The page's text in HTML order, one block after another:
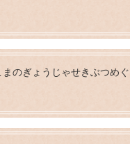
まのぎょうじゃせきぶつめ